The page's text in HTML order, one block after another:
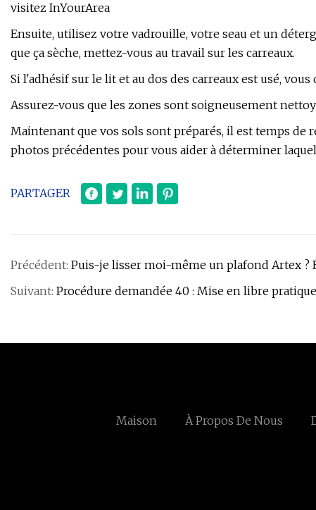
visitez InYourArea
Ensuite, utilisez votre vadrouille, votre seau et un
que ça sèche, mettez-vous au travail sur les carreaux.
Si l'adhésif sur le lit et au dos des carreaux est usé,
Assurez-vous que les zones sont soigneusement
Maintenant que vos sols sont préparés, il est temps de
photos précédentes pour vous aider à déterminer
PARTAGER
Précédent: Puis-je lisser moi-même un plafond Artex ?
Suivant: Procédure demandée 40 : Mise en libre pratique
Maison À Propos De Nous